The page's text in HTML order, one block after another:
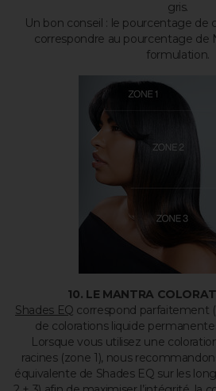
gris.
Un bon conseil : le pourcentage de
correspondre au pourcentage de
formulation.
10. LE MANTRA
Shades EQ correspond parfaitement
de colorations liquide
Lorsque vous utilisez une
racines (zone 1), nous
équivalente de Shades EQ sur les